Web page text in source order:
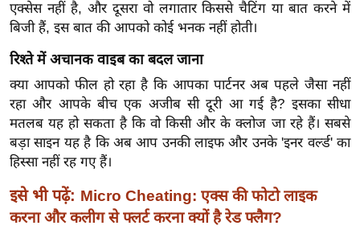
डि
या
सा
हि
त्य
ज
ग
त
ऑ
टो
व
एक्सेस नहीं है, और दूसरा वो लगातार किससे चैटिंग या बात करने में
बिजी हैं, इस बात की आपको कोई भनक नहीं होती।
रिश्ते में अचानक वाइब का बदल जाना
क्या आपको फील हो रहा है कि आपका पार्टनर अब पहले जैसा नहीं
रहा और आपके बीच एक अजीब सी दूरी आ गई है? इसका सीधा
मतलब यह हो सकता है कि वो किसी और के क्लोज जा रहे हैं। सबसे
बड़ा साइन यह है कि अब आप उनकी लाइफ और उनके 'इनर वर्ल्ड' का
हिस्सा नहीं रह गए हैं।
इसे भी पढ़ें: Micro Cheating: एक्स की फोटो लाइक
करना और कलीग से फ्लर्ट करना क्यों है रेड फ्लैग?